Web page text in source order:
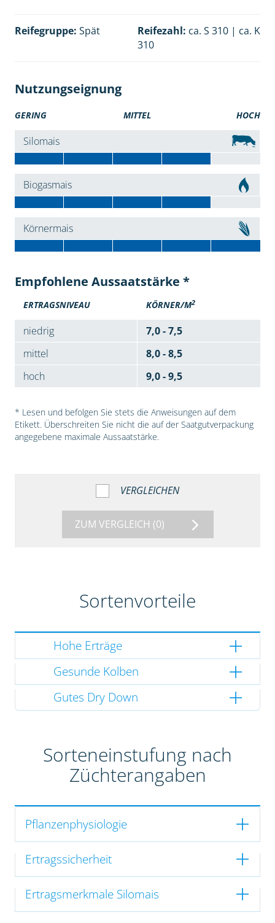
Reifegruppe: Spät Reifezahl: ca. S 310 | ca. K
310
Nutzungseignung
GERING MITTEL HOCH
Silomais
Biogasmais
Körnermais
Empfohlene Aussaatstärke *
ERTRAGSNIVEAU KÖRNER/M2
niedrig
7,0 - 7,5
mittel
8,0 - 8,5
hoch
9,0 - 9,5
* Lesen und befolgen Sie stets die Anweisungen auf dem
Etikett. Überschreiten Sie nicht die auf der Saatgutverpackung
angegebene maximale Aussaatstärke.
VERGLEICHEN
ZUM VERGLEICH (0)
Sortenvorteile
Hohe Erträge
Gesunde Kolben
Gutes Dry Down
Sorteneinstufung nach
Züchterangaben
Pflanzenphysiologie
Ertragssicherheit
Ertragsmerkmale Silomais